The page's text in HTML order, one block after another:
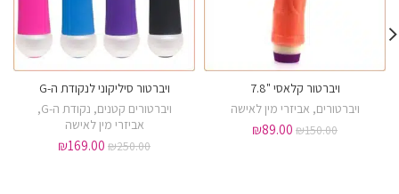
ויברטור קלאסי "7.8
ויברטורים, אביזרי מין לאישה
₪150.00
₪89.00
ויברטור סיליקוני לנקודת ה-G
ויברטורים קטנים, נקודת ה-G ,
אביזרי מין לאישה
₪250.00
₪169.00